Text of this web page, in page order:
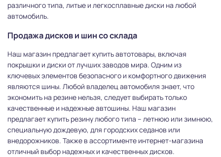
различного типа, литые и легкосплавные диски на любой
автомобиль.
Продажа дисков и шин со склада
Наш магазин предлагает купить автотовары, включая
покрышки и диски от лучших заводов мира. Одним из
ключевых элементов безопасного и комфортного движения
являются шины. Любой владелец автомобиля знает, что
экономить на резине нельзя, следует выбирать только
качественные и надежные автошины. Наш магазин
предлагает купить резину любого типа – летнюю или зимнюю,
специальную дождевую, для городских седанов или
внедорожников. Также в ассортименте интернет-магазина
отличный выбор надежных и качественных дисков.